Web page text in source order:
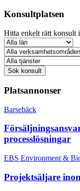
Konsultplatsen
Hitta enkelt rätt konsult
Platsannonser
Barsebäck
processlösningar
EBS Environment &
Projektsäljare